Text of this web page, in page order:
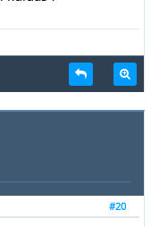
#20